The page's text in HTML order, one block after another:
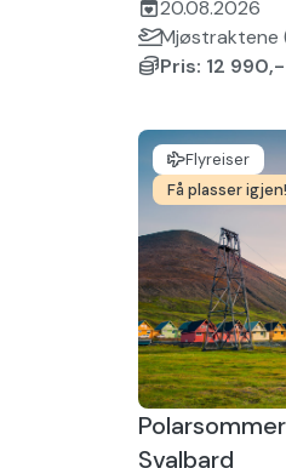
Kroatia
Latvia
Makedonia
Norge
Polen
Portugal
Romania
Skottland
Spania
Sveits
Sverige
Sør-
Tyrkia
Tyskland
Ungarn
Wales
Østerrike
20.08.2026
Mjøstraktene
Pris: 12 990,-
Flyreiser
Få plasser igjen!
Svalbard